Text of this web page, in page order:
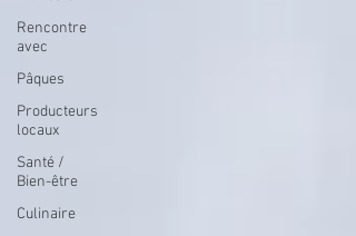
Rencontre
avec
Pâques
Producteurs
locaux
Santé /
Bien-être
Culinaire